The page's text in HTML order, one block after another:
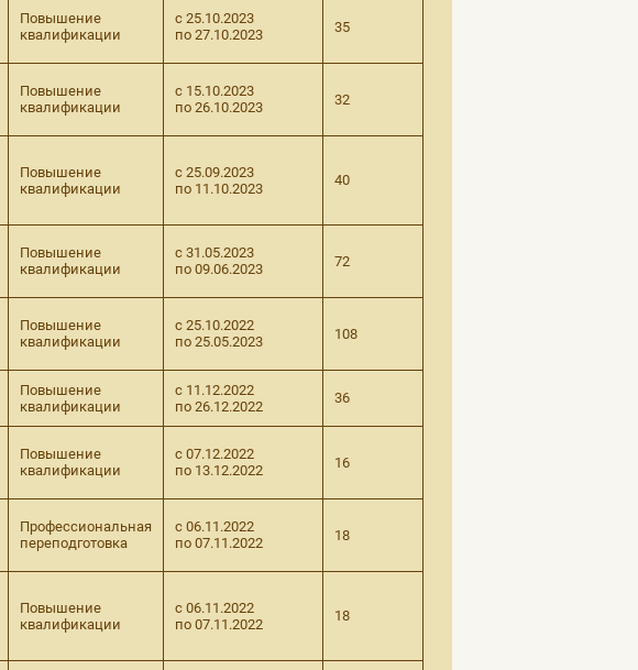
Повышение
квалификации
с 25.10.2023
по 27.10.2023
35
Повышение
квалификации
с 15.10.2023
по 26.10.2023
32
Повышение
квалификации
с 25.09.2023
по 11.10.2023
40
Повышение
квалификации
с 31.05.2023
по 09.06.2023
72
Повышение
квалификации
с 25.10.2022
по 25.05.2023
108
Повышение
квалификации
с 11.12.2022
по 26.12.2022
36
Повышение
квалификации
с 07.12.2022
по 13.12.2022
16
Профессиональная
переподготовка
с 06.11.2022
по 07.11.2022
18
Повышение
квалификации
с 06.11.2022
по 07.11.2022
18